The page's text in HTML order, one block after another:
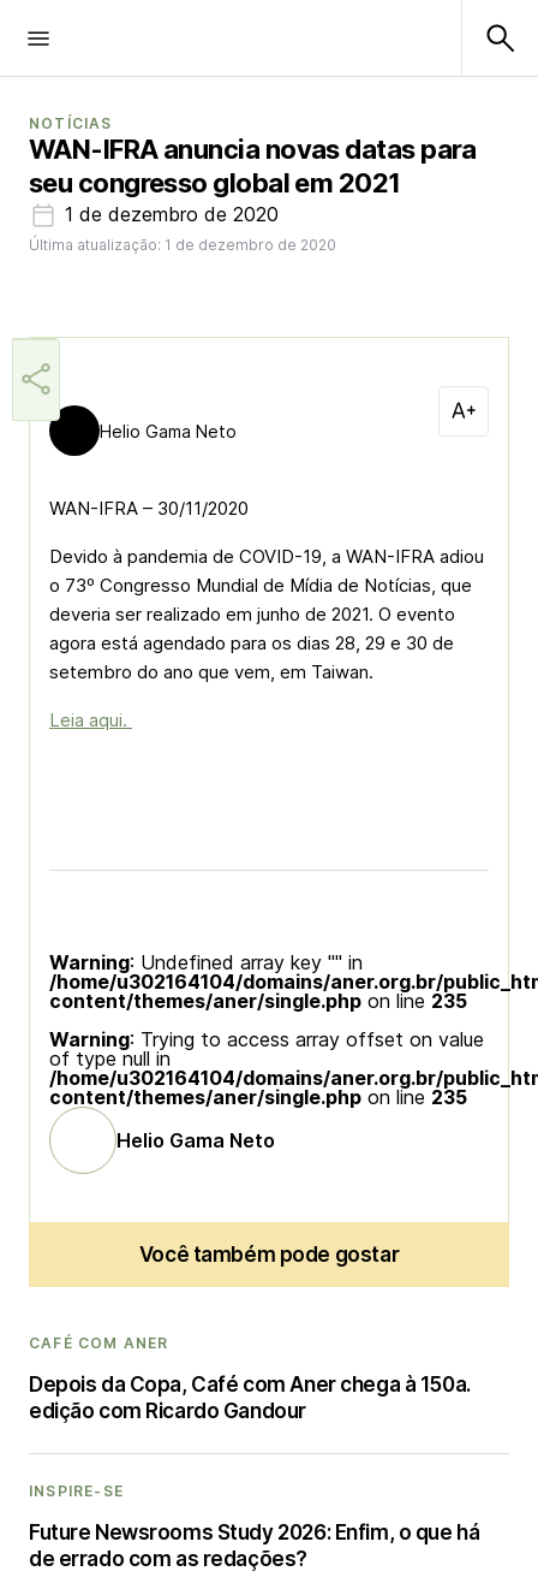
NOTÍCIAS
WAN-IFRA anuncia novas datas para
seu congresso global em 2021
1 de dezembro de 2020
Última atualização: 1 de dezembro de 2020
Helio Gama Neto
WAN-IFRA – 30/11/2020
Devido à pandemia de COVID-19, a WAN-IFRA adiou
o 73º Congresso Mundial de Mídia de Notícias, que
deveria ser realizado em junho de 2021. O evento
agora está agendado para os dias 28, 29 e 30 de
setembro do ano que vem, em Taiwan.
Leia aqui.
Warning: Undefined array key "" in
/home/u302164104/domains/aner.org.br/
content/themes/aner/single.php on line 235
Warning: Trying to access array offset on value
of type null in
/home/u302164104/domains/aner.org.br/
content/themes/aner/single.php on line 235
Helio Gama Neto
Você também pode gostar
CAFÉ COM ANER
Depois da Copa, Café com Aner chega à 150a.
edição com Ricardo Gandour
INSPIRE-SE
Future Newsrooms Study 2026: Enfim, o que há
de errado com as redações?